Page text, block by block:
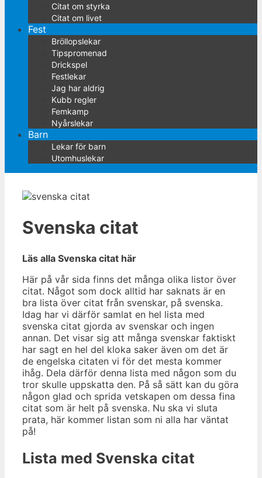
Citat om styrka
Citat om livet
Fest
Bröllopslekar
Tipspromenad
Drickspel
Festlekar
Jag har aldrig
Kubb regler
Femkamp
Nyårslekar
Barn
Lekar för barn
Utomhuslekar
Svenska citat
Läs alla Svenska citat här
Här på vår sida finns det många olika listor över
citat. Något som dock alltid har saknats är en
bra lista över citat från svenskar, på svenska.
Idag har vi därför samlat en hel lista med
svenska citat gjorda av svenskar och ingen
annan. Det visar sig att många svenskar faktiskt
har sagt en hel del kloka saker även om det är
de engelska citaten vi för det mesta kommer
ihåg. Dela därför denna lista med någon som du
tror skulle uppskatta den. På så sätt kan du göra
någon glad och sprida vetskapen om dessa fina
citat som är helt på svenska. Nu ska vi sluta
prata, här kommer listan som ni alla har väntat
på!
Lista med Svenska citat